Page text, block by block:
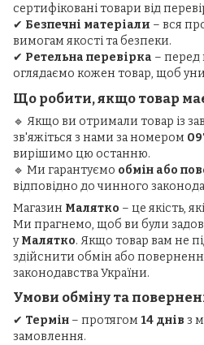
сертифіковані товари від
✔ Безпечні матеріали – вся
вимогам якості та безпеки.
✔ Ретельна перевірка – перед
оглядаємо кожен товар, щоб
Що робити, якщо товар
🔹 Якщо ви отримали товар із
зв'яжіться з нами за номером
вирішимо цю останню.
🔹 Ми гарантуємо обмін або
відповідно до чинного
Магазин Малятко – це якість,
Ми прагнемо, щоб ви були
уМалятко. Якщо товар вам не
здійснити обмін або
законодавства України.
Умови обміну та
✔ Термін – протягом 14 днів з
замовлення.